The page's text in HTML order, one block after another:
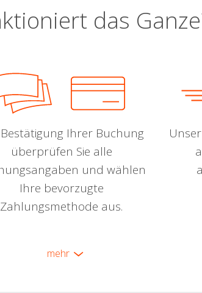
das
Ihrer Buchung
überprüfen Sie alle
und wählen
Ihre bevorzugte
Zahlungsmethode aus.
mehr